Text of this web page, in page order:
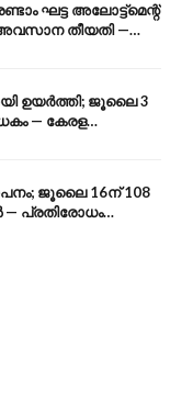
ഘട്ട അലോട്ട്മെന്റ്
തീയതി —
ഉയർത്തി; ജൂലൈ 3
— കേരള
ജൂലൈ 16ന് 108
പ്രതിരോധം